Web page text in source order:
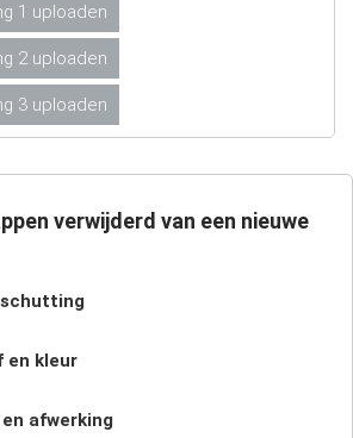
1 uploaden
2 uploaden
3 uploaden
verwijderd van een nieuwe
en kleur
afwerking